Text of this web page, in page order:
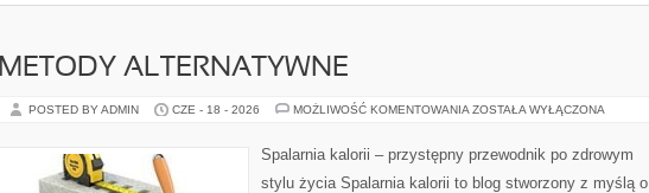
METODY ALTERNATYWNE
POSTED BY ADMIN CZE - 18 - 2026 MOŻLIWOŚĆ KOMENTOWANIA METODY
ZOSTAŁA WYŁĄCZONA
Spalarnia kalorii – przystępny przewodnik po zdrowym
stylu życia Spalarnia kalorii to blog stworzony z myślą o